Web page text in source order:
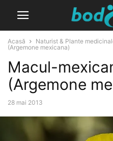
Acasă Naturist & Plante
(Argemone mexicana)
Macul-
(Argemone
28 mai 2013